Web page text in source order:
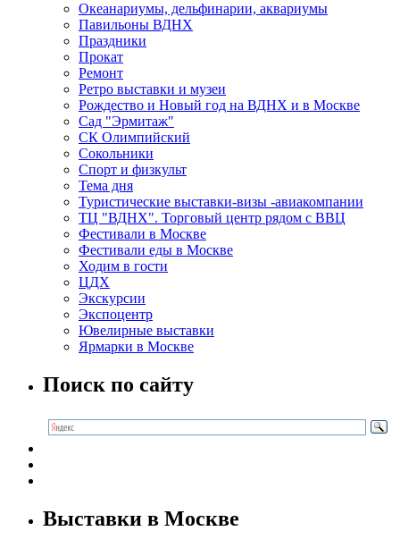
Океанариумы, дельфинарии, аквариумы
Павильоны ВДНХ
Праздники
Прокат
Ремонт
Ретро выставки и музеи
Рождество и Новый год на ВДНХ и в Москве
Сад "Эрмитаж"
СК Олимпийский
Сокольники
Спорт и физкульт
Тема дня
Туристические выставки-визы -авиакомпании
ТЦ "ВДНХ". Торговый центр рядом с ВВЦ
Фестивали в Москве
Фестивали еды в Москве
Ходим в гости
ЦДХ
Экскурсии
Экспоцентр
Ювелирные выставки
Ярмарки в Москве
Поиск по сайту
Выставки в Москве